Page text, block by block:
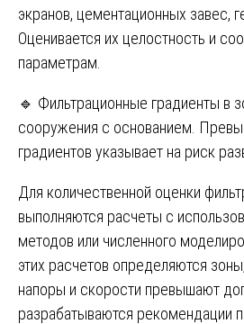
экранов, цементационных завес,
Оценивается их целостность и
параметрам.
🔹 Фильтрационные градиенты в
сооружения с основанием.
градиентов указывает на риск
Для количественной оценки
выполняются расчеты с
методов или численного
этих расчетов определяются
напоры и скорости превышают
разрабатываются рекомендации